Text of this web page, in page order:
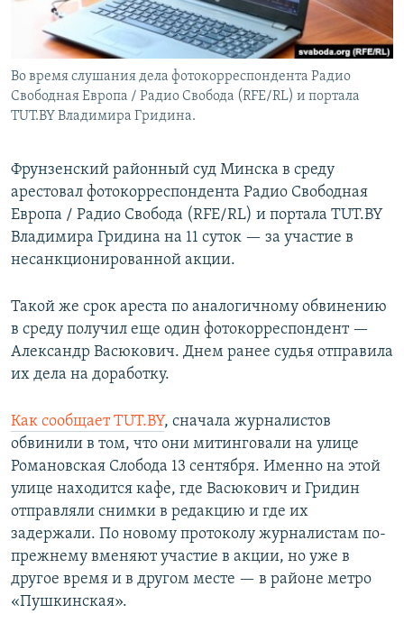
Во время слушания дела фотокорреспондента Радио
Свободная Европа / Радио Свобода (RFE/RL) и портала
TUT.BY Владимира Гридина.
Фрунзенский районный суд Минска в среду
арестовал фотокорреспондента Радио Свободная
Европа / Радио Свобода (RFE/RL) и портала TUT.BY
Владимира Гридина на 11 суток — за участие в
несанкционированной акции.
Такой же срок ареста по аналогичному обвинению
в среду получил еще один фотокорреспондент —
Александр Васюкович. Днем ранее судья отправила
их дела на доработку.
Как сообщает TUT.BY, сначала журналистов
обвинили в том, что они митинговали на улице
Романовская Cлобода 13 сентября. Именно на этой
улице находится кафе, где Васюкович и Гридин
отправляли снимки в редакцию и где их
задержали. По новому протоколу журналистам по-
прежнему вменяют участие в акции, но уже в
другое время и в другом месте — в районе метро
«Пушкинская».